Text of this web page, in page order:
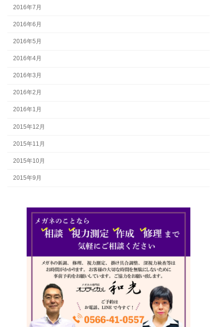
2016年7月
2016年6月
2016年5月
2016年4月
2016年3月
2016年2月
2016年1月
2015年12月
2015年11月
2015年10月
2015年9月